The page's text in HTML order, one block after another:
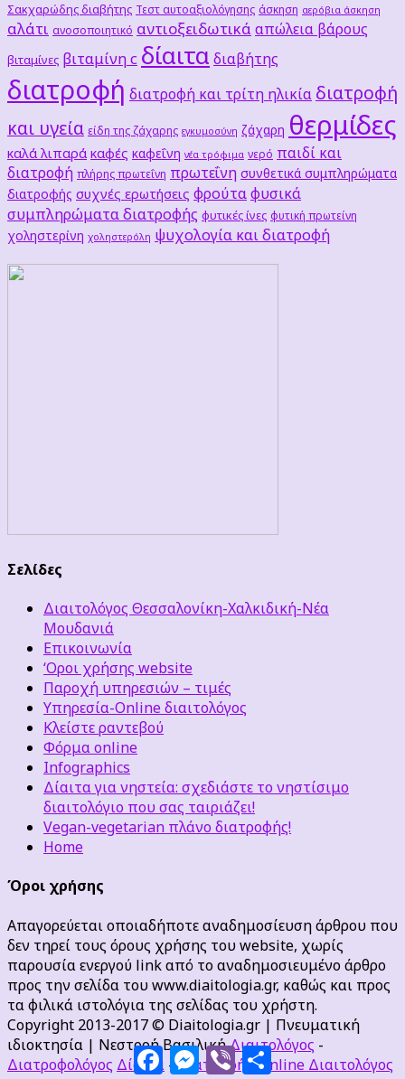
Σακχαρώδης διαβήτης Τεστ αυτοαξιολόγησης άσκηση αερόβια άσκηση
αλάτι ανοσοποιητικό αντιοξειδωτικά απώλεια βάρους
βιταμίνες βιταμίνη c δίαιτα διαβήτης
διατροφή διατροφή και τρίτη ηλικία διατροφή
και υγεία είδη της ζάχαρης εγκυμοσύνη ζάχαρη θερμίδες
καλά λιπαρά καφές καφεΐνη νέα τρόφιμα νερό παιδί και
διατροφή πλήρης πρωτεΐνη πρωτεΐνη συνθετικά συμπληρώματα
διατροφής συχνές ερωτήσεις φρούταφυσικά
συμπληρώματα διατροφής φυτικές ίνες φυτική πρωτείνη
χοληστερίνη χοληστερόλη ψυχολογία και διατροφή
Σελίδες
Διαιτολόγος Θεσσαλονίκη-Χαλκιδική-Νέα
Μουδανιά
Επικοινωνία
‘Οροι χρήσης website
Παροχή υπηρεσιών – τιμές
Υπηρεσία-Online διαιτολόγος
Κλείστε ραντεβού
Φόρμα online
Infographics
Δίαιτα για νηστεία: σχεδιάστε το νηστίσιμο
διαιτολόγιο που σας ταιριάζει!
Vegan-vegetarian πλάνο διατροφής!
Home
Όροι χρήσης
Απαγορεύεται οποιαδήποτε αναδημοσίευση άρθρου που
δεν τηρεί τους όρους χρήσης του website, χωρίς
παρουσία ενεργού link από το αναδημοσιευμένο άρθρο
προς την σελίδα του www.diaitologia.gr, καθώς και προς
τα φιλικά ιστολόγια της σελίδας του χρήστη.
Copyright 2013-2017 © Diaitologia.gr | Πνευματική
ιδιοκτησία | Νεστορή ΒασιλικήΔιαιτολόγος -
Διατροφολόγος Δίαιτα -Διατροφή -Online Διαιτολόγος
FacebookMessenger
ViberΜοιραστείτε